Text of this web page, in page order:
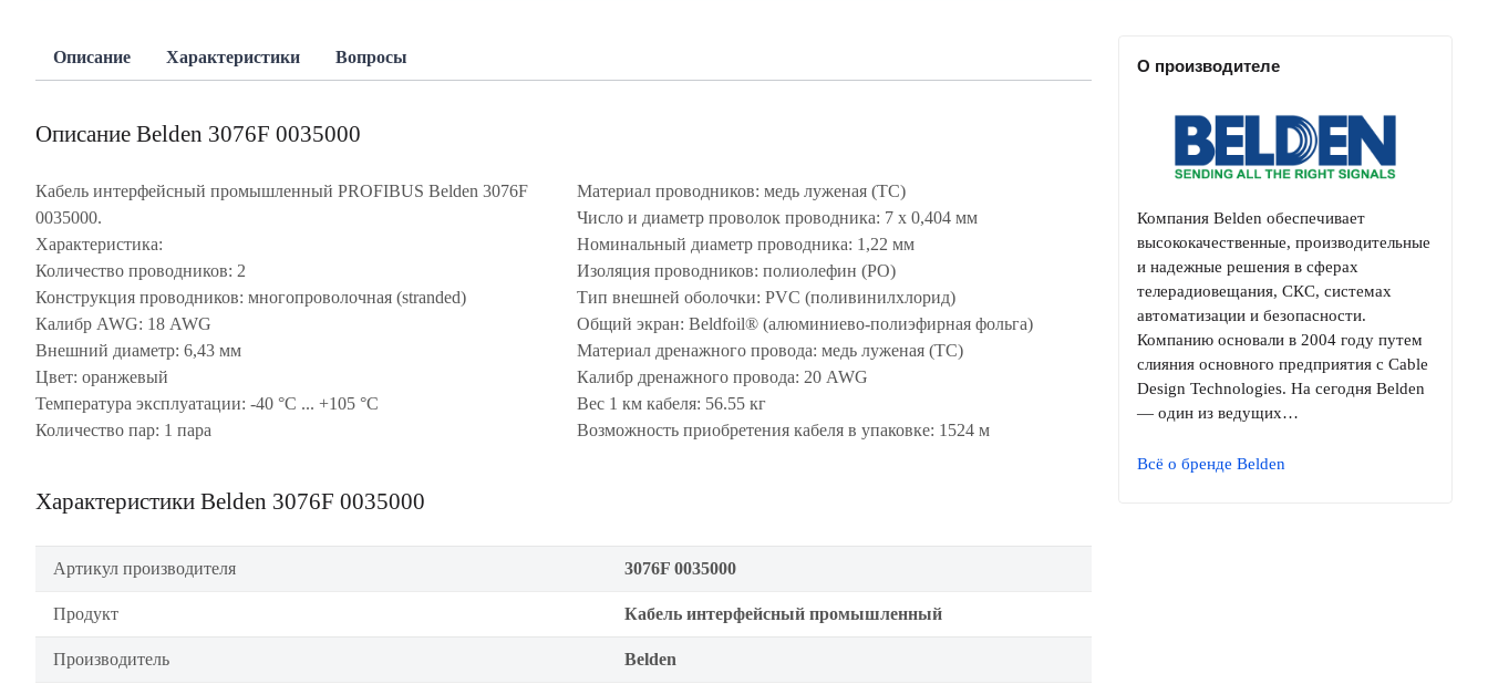
Описание Характеристики Вопросы
Описание Belden 3076F 0035000
Кабель интерфейсный промышленный PROFIBUS Belden 3076F
0035000.
Характеристика:
Количество проводников: 2
Конструкция проводников: многопроволочная (stranded)
Калибр AWG: 18 AWG
Внешний диаметр: 6,43 мм
Цвет: оранжевый
Температура эксплуатации: -40 °C ... +105 °C
Количество пар: 1 пара
Материал проводников: медь луженая (TC)
Число и диаметр проволок проводника: 7 х 0,404 мм
Номинальный диаметр проводника: 1,22 мм
Изоляция проводников: полиолефин (PO)
Тип внешней оболочки: PVC (поливинилхлорид)
Общий экран: Beldfoil® (алюминиево-полиэфирная фольга)
Материал дренажного провода: медь луженая (TC)
Калибр дренажного провода: 20 AWG
Вес 1 км кабеля: 56.55 кг
Возможность приобретения кабеля в упаковке: 1524 м
Характеристики Belden 3076F 0035000
Артикул производителя 3076F 0035000
Продукт Кабель интерфейсный промышленный
Производитель Belden
О производителе
Компания Belden обеспечивает
высококачественные, производительные
и надежные решения в сферах
телерадиовещания, СКС, системах
автоматизации и безопасности.
Компанию основали в 2004 году путем
слияния основного предприятия с Cable
Design Technologies. На сегодня Belden
— один из ведущих…
Всё о бренде Belden